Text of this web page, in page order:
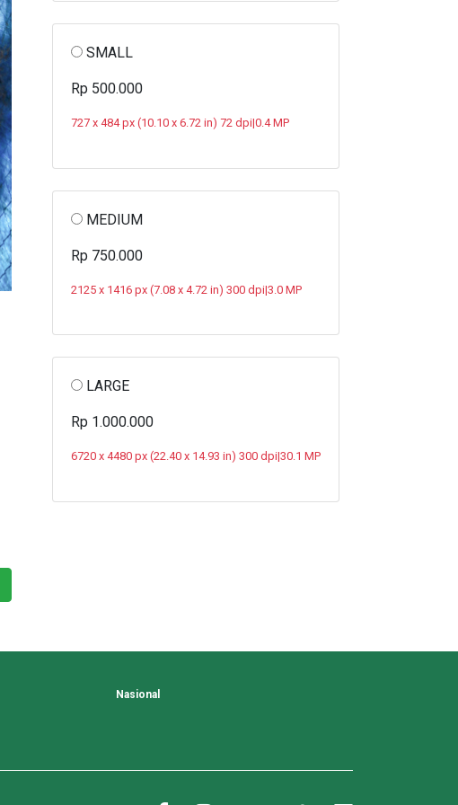
SMALL
Rp 500.000
727 x 484 px (10.10 x 6.72 in) 72 dpi|0.4 MP
MEDIUM
Rp 750.000
2125 x 1416 px (7.08 x 4.72 in) 300 dpi|3.0 MP
LARGE
Rp 1.000.000
6720 x 4480 px (22.40 x 14.93 in) 300 dpi|30.1 MP
Nasional